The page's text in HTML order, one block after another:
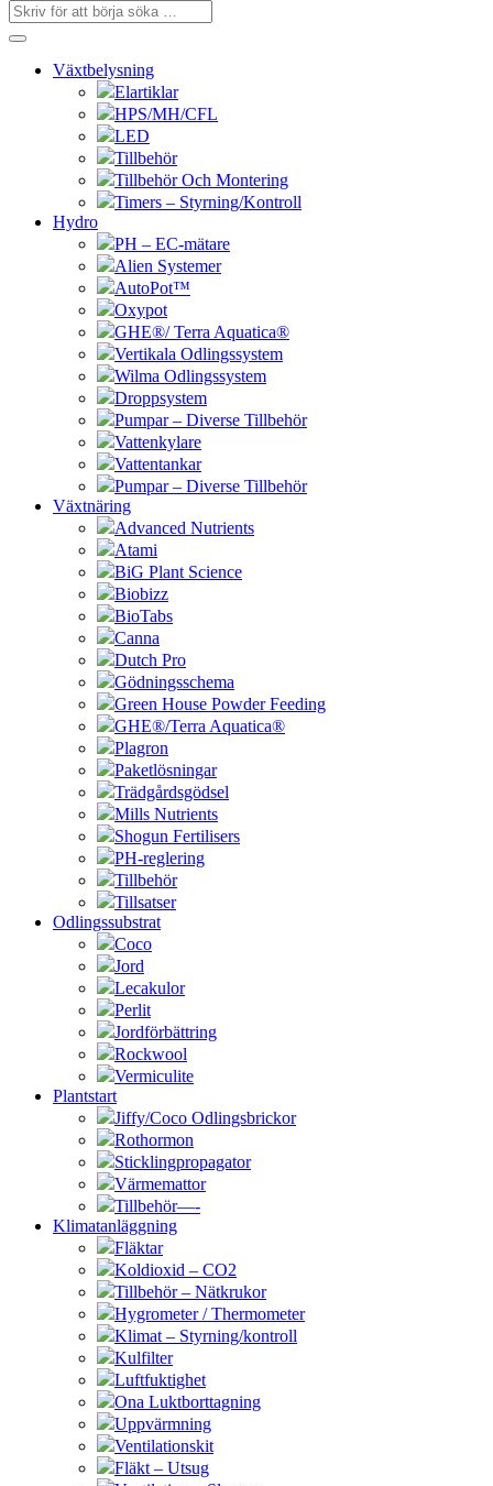
Växtbelysning
Elartiklar
HPS/MH/CFL
LED
Tillbehör
Tillbehör Och Montering
Timers – Styrning/Kontroll
Hydro
PH – EC-mätare
Alien Systemer
AutoPot™
Oxypot
GHE®/ Terra Aquatica®
Vertikala Odlingssystem
Wilma Odlingssystem
Droppsystem
Pumpar – Diverse Tillbehör
Vattenkylare
Vattentankar
Pumpar – Diverse Tillbehör
Växtnäring
Advanced Nutrients
Atami
BiG Plant Science
Biobizz
BioTabs
Canna
Dutch Pro
Gödningsschema
Green House Powder Feeding
GHE®/Terra Aquatica®
Plagron
Paketlösningar
Trädgårdsgödsel
Mills Nutrients
Shogun Fertilisers
PH-reglering
Tillbehör
Tillsatser
Odlingssubstrat
Coco
Jord
Lecakulor
Perlit
Jordförbättring
Rockwool
Vermiculite
Plantstart
Jiffy/Coco Odlingsbrickor
Rothormon
Sticklingpropagator
Värmemattor
Tillbehör—-
Klimatanläggning
Fläktar
Koldioxid – CO2
Tillbehör – Nätkrukor
Hygrometer / Thermometer
Klimat – Styrning/kontroll
Kulfilter
Luftfuktighet
Ona Luktborttagning
Uppvärmning
Ventilationskit
Fläkt – Utsug